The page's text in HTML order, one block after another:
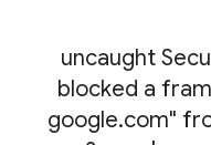
blocked a
google.com"